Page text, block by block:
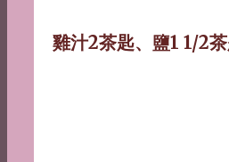
雞汁2茶匙、鹽1 1/2